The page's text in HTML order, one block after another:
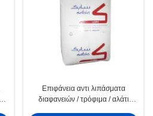
Επιφάνεια αντι λιπάσματα
διαφανειών / τρόφιμα / αλάτι